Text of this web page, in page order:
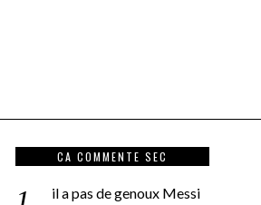
CA COMMENTE SEC
il a pas de genoux Messi